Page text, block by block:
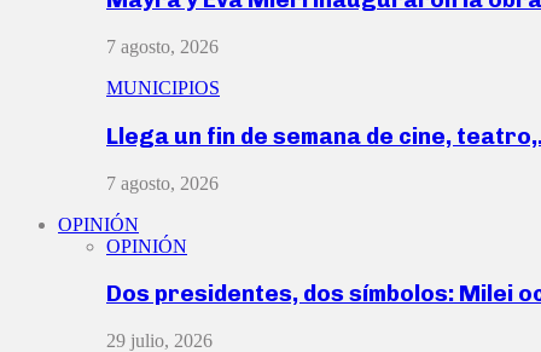
7 agosto, 2026
MUNICIPIOS
Llega un fin de semana de cine,
7 agosto, 2026
OPINIÓN
OPINIÓN
Dos presidentes, dos símbolos: Milei
29 julio, 2026